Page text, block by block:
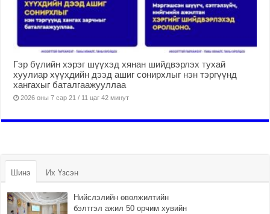
Гэр бүлийн хэрэг шүүхэд хянан шийдвэрлэх тухай
хуулиар хүүхдийн дээд ашиг сонирхлыг нэн тэргүүнд
хангахыг баталгаажууллаа
2026 оны 7 сар 21 / 11 цаг 42 минут
Шинэ Их Үзсэн
Нийслэлийн өвөлжилтийн
бэлтгэл ажил 50 орчим хувийн